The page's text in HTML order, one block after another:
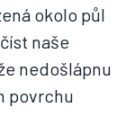
okolo půl
naše
nedošlápnu
povrchu